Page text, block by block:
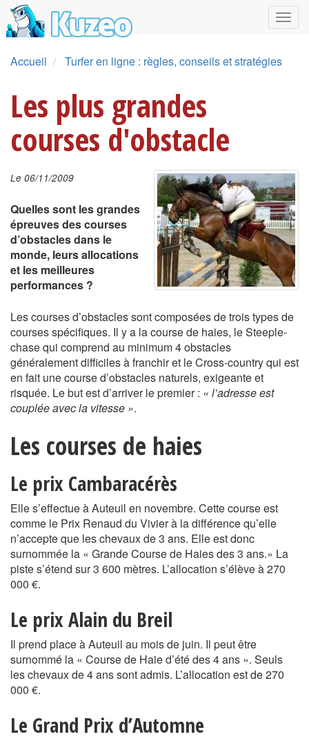
Accueil Turfer en ligne : règles, conseils et stratégies
Les plus grandes
courses d'obstacle
Le 06/11/2009
Quelles sont les grandes
épreuves des courses
d’obstacles dans le
monde, leurs allocations
et les meilleures
performances ?
Les courses d’obstacles sont composées de trois types de
courses spécifiques. Il y a la course de haies, le Steeple-
chase qui comprend au minimum 4 obstacles
généralement difficiles à franchir et le Cross-country qui est
en fait une course d’obstacles naturels, exigeante et
risquée. Le but est d’arriver le premier : « l’adresse est
couplée avec la vitesse ».
Les courses de haies
Le prix Cambaracérès
Elle s’effectue à Auteuil en novembre. Cette course est
comme le Prix Renaud du Vivier à la différence qu’elle
n’accepte que les chevaux de 3 ans. Elle est donc
surnommée la « Grande Course de Haies des 3 ans.» La
piste s’étend sur 3 600 mètres. L’allocation s’élève à 270
000 €.
Le prix Alain du Breil
Il prend place à Auteuil au mois de juin. Il peut être
surnommé la « Course de Haie d’été des 4 ans ». Seuls
les chevaux de 4 ans sont admis. L’allocation est de 270
000 €.
Le Grand Prix d’Automne